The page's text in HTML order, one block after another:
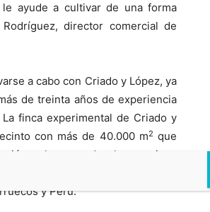
ayude a cultivar de una forma
director comercial de
a cabo con Criado y López, ya
de treinta años de experiencia
finca experimental de Criado y
con más de 40.000 m2 que
y la zona de almacenaje y
comercial en cuatro
y Perú.